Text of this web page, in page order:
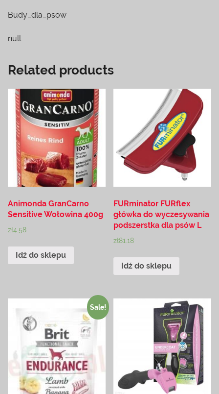
Budy_dla_psow
null
Related products
Animonda GranCarno
Sensitive Wołowina 400g
zł4.58
Idź do sklepu
FURminator FURflex
główka do wyczesywania
podszerstka dla psów L
zł81.18
Idź do sklepu
Sale!